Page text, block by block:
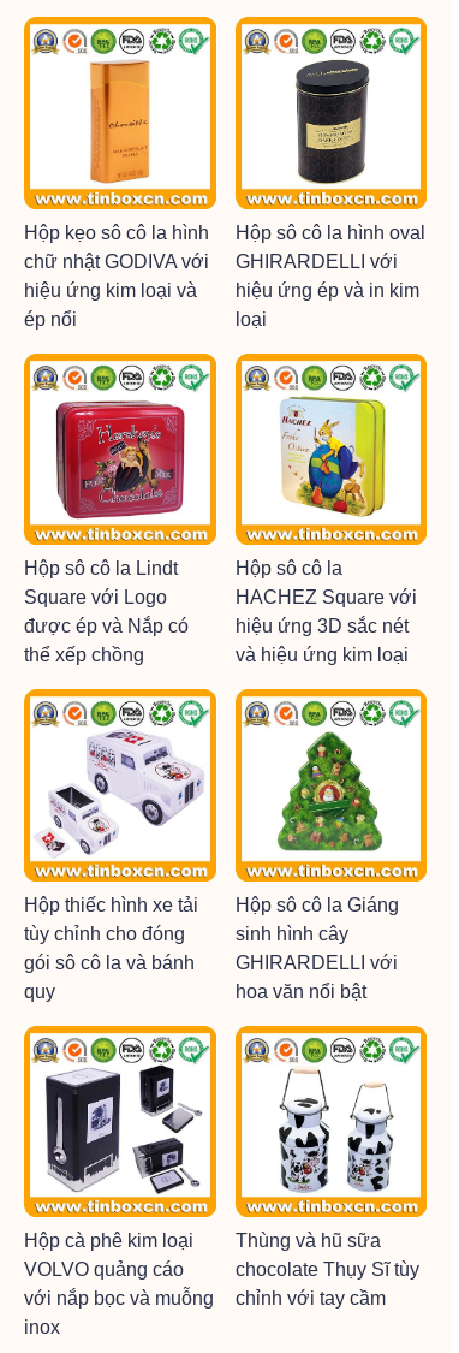
Hộp kẹo sô cô la hình
chữ nhật GODIVA với
hiệu ứng kim loại và
ép nổi
Hộp sô cô la hình oval
GHIRARDELLI với
hiệu ứng ép và in kim
loại
Hộp sô cô la Lindt
Square với Logo
được ép và Nắp có
thể xếp chồng
Hộp sô cô la
HACHEZ Square với
hiệu ứng 3D sắc nét
và hiệu ứng kim loại
Hộp thiếc hình xe tải
tùy chỉnh cho đóng
gói sô cô la và bánh
quy
Hộp sô cô la Giáng
sinh hình cây
GHIRARDELLI với
hoa văn nổi bật
Hộp cà phê kim loại
VOLVO quảng cáo
với nắp bọc và muỗng
inox
Thùng và hũ sữa
chocolate Thụy Sĩ tùy
chỉnh với tay cầm